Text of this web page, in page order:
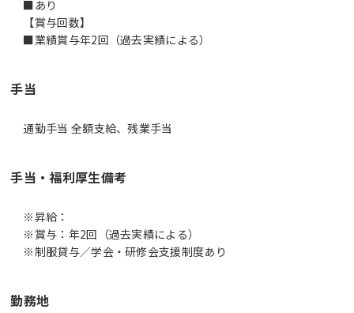
■あり
【賞与回数】
■業績賞与年2回（過去実績による）
手当
通勤手当 全額支給、残業手当
手当・福利厚生備考
※昇給：
※賞与：年2回（過去実績による）
※制服貸与／学会・研修会支援制度あり
勤務地